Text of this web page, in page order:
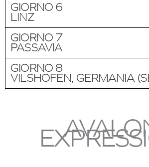
GIORNO 6
LINZ
GIORNO 7
PASSAVIA
GIORNO 8
VILSHOFEN, GERMANIA